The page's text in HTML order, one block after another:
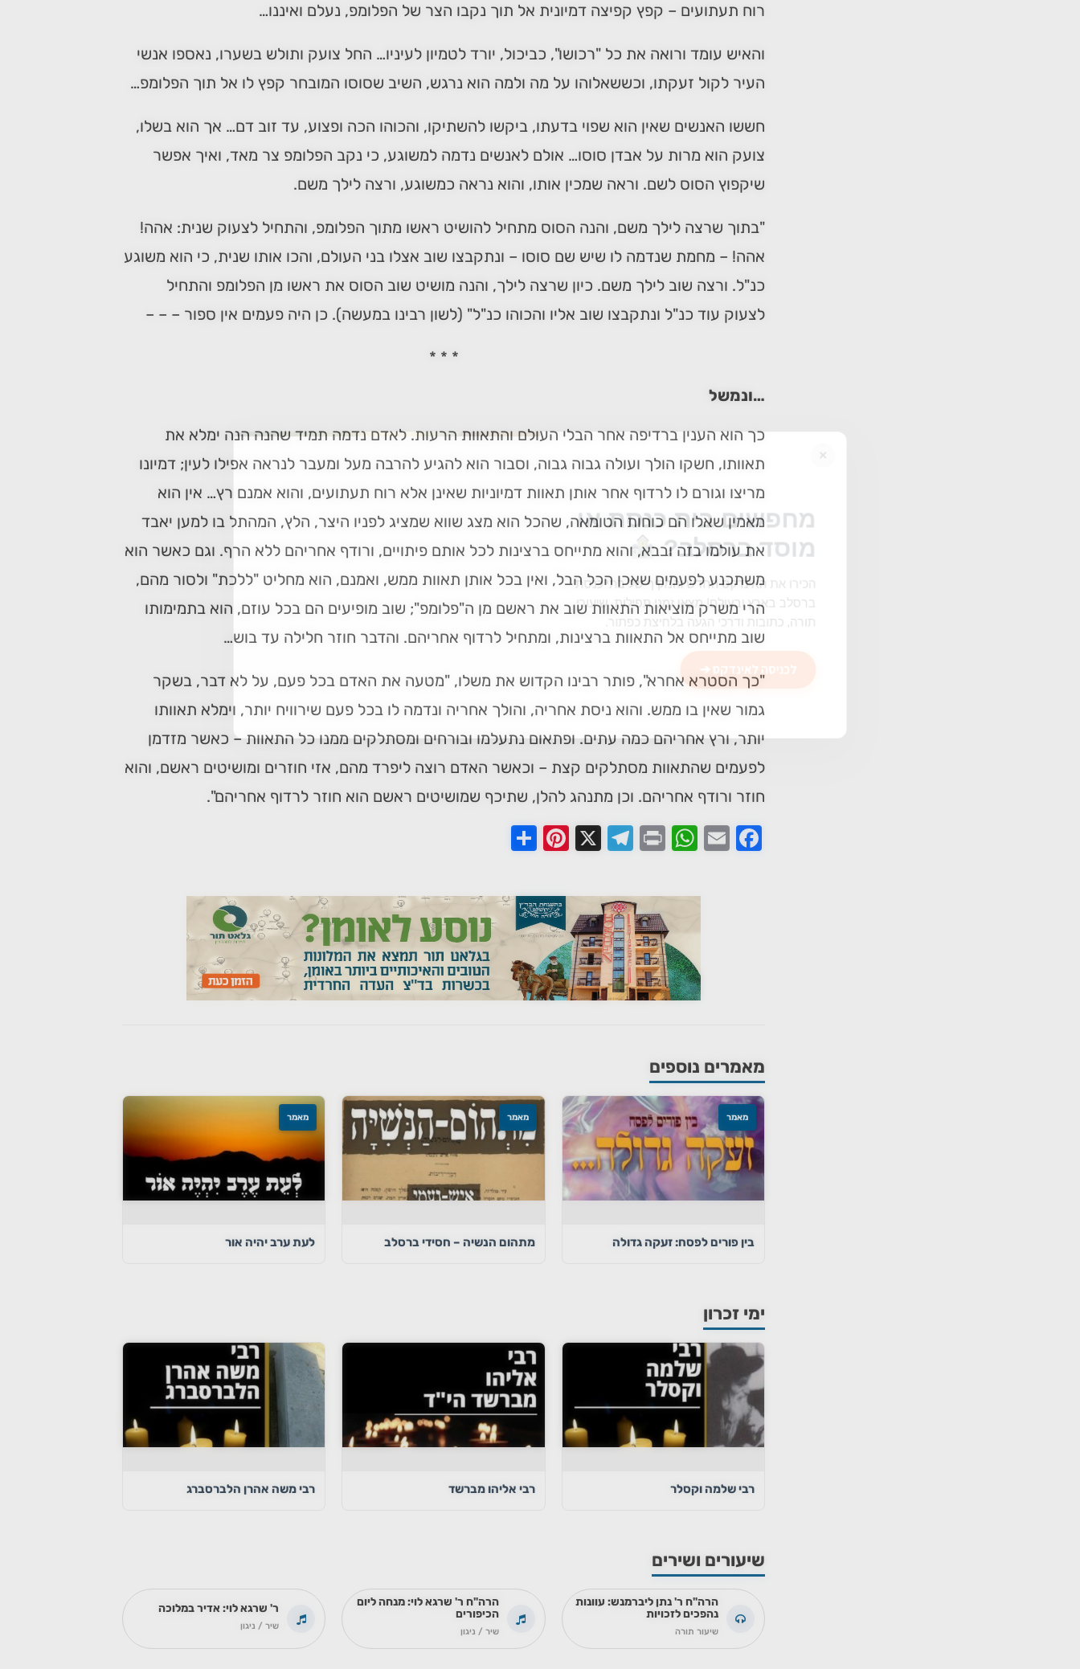
רוח תעתועים – קפץ קפיצה דמיונית אל תוך נקבו הצר של הפלומפ, נעלם ואיננו…
והאיש עומד ורואה את כל "רכושו", כביכול, יורד לטמיון לעיניו… החל צועק ותולש בשערו, נאספו אנשי
העיר לקול זעקתו, וכששאלוהו על מה ולמה הוא נרגש, השיב שסוסו המובחר קפץ לו אל תוך הפלומפ…
חששו האנשים שאין הוא שפוי בדעתו, ביקשו להשתיקו, והכוהו הכה ופצוע, עד זוב דם… אך הוא בשלו,
צועק הוא מרות על אבדן סוסו… אולם לאנשים נדמה למשוגע, כי נקב הפלומפ צר מאד, ואיך אפשר
שיקפוץ הסוס לשם. וראה שמכין אותו, והוא נראה כמשוגע, ורצה לילך משם.
"בתוך שרצה לילך משם, והנה הסוס מתחיל להושיט ראשו מתוך הפלומפ, והתחיל לצעוק שנית: אהה!
אהה! – מחמת שנדמה לו שיש שם סוסו – ונתקבצו שוב אצלו בני העולם, והכו אותו שנית, כי הוא משוגע
כנ"ל. ורצה שוב לילך משם. כיון שרצה לילך, והנה מושיט שוב הסוס את ראשו מן הפלומפ והתחיל
לצעוק עוד כנ"ל ונתקבצו שוב אליו והכוהו כנ"ל" (לשון רבינו במעשה). כן היה פעמים אין ספור – – –
* * *
…ונמשל
כך הוא הענין ברדיפה אחר הבלי העולם והתאוות הרעות. לאדם נדמה תמיד שהנה הנה ימלא את
תאוותו, חשקו הולך ועולה גבוה גבוה, וסבור הוא להגיע להרבה מעל ומעבר לנראה אפילו לעין; דמיונו
מריצו וגורם לו לרדוף אחר אותן תאוות דמיוניות שאינן אלא רוח תעתועים, והוא אמנם רץ… אין הוא
מאמין שאלו הם כוחות הטומאה, שהכל הוא מצג שווא שמציג לפניו היצר, הלץ, המהתל בו למען יאבד
את עולמו בזה ובבא, והוא מתייחס ברצינות לכל אותם פיתויים, ורודף אחריהם ללא הרף. וגם כאשר הוא
משתכנע לפעמים שאכן הכל הבל, ואין בכל אותן תאוות ממש, ואמנם, הוא מחליט "ללכת" ולסור מהם,
הרי משרק מוציאות התאוות שוב את ראשם מן ה"פלומפ"; שוב מופיעים הם בכל עוזם, הוא בתמימותו
שוב מתייחס אל התאוות ברצינות, ומתחיל לרדוף אחריהם. והדבר חוזר חלילה עד בוש…
"כך הסטרא אחרא", פותר רבינו הקדוש את משלו, "מטעה את האדם בכל פעם, על לא דבר, בשקר
גמור שאין בו ממש. והוא ניסת אחריה, והולך אחריה ונדמה לו בכל פעם שירוויח יותר, וימלא תאוותו
יותר, ורץ אחריהם כמה עתים. ופתאום נתעלמו ובורחים ומסתלקים ממנו כל התאוות – כאשר מזדמן
לפעמים שהתאוות מסתלקים קצת – וכאשר האדם רוצה ליפרד מהם, אזי חוזרים ומושיטים ראשם, והוא
חוזר ורודף אחריהם. וכן מתנהג להלן, שתיכף שמושיטים ראשם הוא חוזר לרדוף אחריהם".
Facebook
Email
WhatsApp
Print
Telegram
Pinterest
מאמרים נוספים
מאמר
בין פורים לפסח: זעקה גדולה
מאמר
מתהום הנשיה – חסידי ברסלב
מאמר
לעת ערב יהיה אור
ימי זכרון
רבי שלמה וקסלר רבי אליהו מברשד רבי משה אהרן הלברסברג
שיעורים ושירים
הרה"ח ר' נתן ליברמנש: עוונות
נהפכים לזכויות
שיעור תורה
הרה"ח ר' שרגא לוי: מנחה ליום
הכיפורים
שיר / ניגון
ר' שרגא לוי: אדיר במלוכה
שיר / ניגון
מחפשים בית כנסת או
מוסד ברסלב?
הכירו את האינדקס החדש והמקיף של בתי כנסת
ברסלב בארץ ובעולם! מצאו זמני תפילות, שיעורי
תורה, כתובות ודרכי הגעה בלחיצת כפתור.
לכניסה לאינדקס ➔